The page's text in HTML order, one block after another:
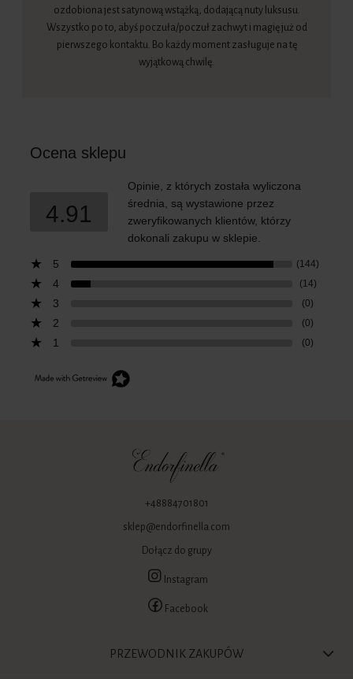
ozdobiona jest satynową wstążką, dodającą nuty luksusu.
Wszystko po to, abyś poczuła/poczuł zachwyt i magię już od
pierwszego kontaktu. Bo każdy moment zasługuje na tę
wyjątkową chwilę.
Ocena sklepu
4.91
Opinie, z których została wyliczona
średnia, są wystawione przez
zweryfikowanych klientów, którzy
dokonali zakupu w sklepie.
5 (144)
4 (14)
3 (0)
2 (0)
1 (0)
+48884701801
sklep@endorfinella.com
Dołącz do grupy
Instagram
Facebook
PRZEWODNIK ZAKUPÓW